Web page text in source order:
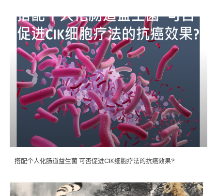
搭配个人化肠道益生菌 可否促进CIK细胞疗法的抗癌效果?